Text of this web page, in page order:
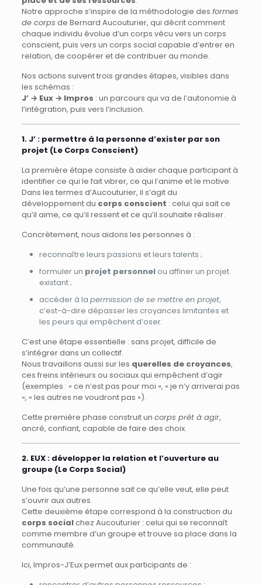
Notre approche s’inspire de la méthodologie des formes
de corps de Bernard Aucouturier, qui décrit comment
chaque individu évolue d’un corps vécu vers un corps
conscient, puis vers un corps social capable d’entrer en
relation, de coopérer et de contribuer au monde.
Nos actions suivent trois grandes étapes, visibles dans
les schémas :
J’ → Eux → Impros : un parcours qui va de l’autonomie à
l’intégration, puis vers l’inclusion.
1. J’ : permettre à la personne d’exister par son
projet (Le Corps Conscient)
La première étape consiste à aider chaque participant à
identifier ce qui le fait vibrer, ce qui l’anime et le motive.
Dans les termes d’Aucouturier, il s’agit du
développement du corps conscient : celui qui sait ce
qu’il aime, ce qu’il ressent et ce qu’il souhaite réaliser.
Concrètement, nous aidons les personnes à :
reconnaître leurs passions et leurs talents ;
formuler un projet personnelou affiner un projet
existant ;
accéder à la permission de se mettre en projet,
c’est-à-dire dépasser les croyances limitantes et
les peurs qui empêchent d’oser.
C’est une étape essentielle : sans projet, difficile de
s’intégrer dans un collectif.
Nous travaillons aussi sur les querelles de croyances,
ces freins intérieurs ou sociaux qui empêchent d’agir
(exemples : « ce n’est pas pour moi », « je n’y arriverai pas
», « les autres ne voudront pas »).
Cette première phase construit un corps prêt à agir,
ancré, confiant, capable de faire des choix.
2. EUX : développer la relation et l’ouverture au
groupe (Le Corps Social)
Une fois qu’une personne sait ce qu’elle veut, elle peut
s’ouvrir aux autres.
Cette deuxième étape correspond à la construction du
corps socialchez Aucouturier : celui qui se reconnaît
comme membre d’un groupe et trouve sa place dans la
communauté.
Ici, Impros-J’Eux permet aux participants de :